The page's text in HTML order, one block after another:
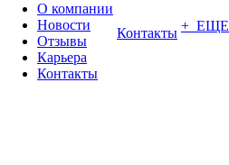
О компании
Новости
Отзывы
Карьера
Контакты
Контакты + ЕЩЕ